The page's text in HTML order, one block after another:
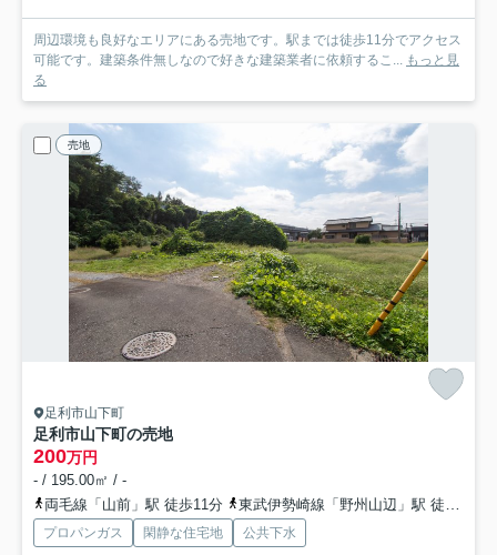
周辺環境も良好なエリアにある売地です。駅までは徒歩11分でアクセス
可能です。建築条件無しなので好きな建築業者に依頼するこ...
もっと見
る
売地
足利市山下町
足利市山下町の売地
200万円
- / 195.00㎡ / -
両毛線「山前」駅 徒歩11分
東武伊勢崎線「野州山辺」駅 徒歩58分
プロパンガス 閑静な住宅地 公共下水